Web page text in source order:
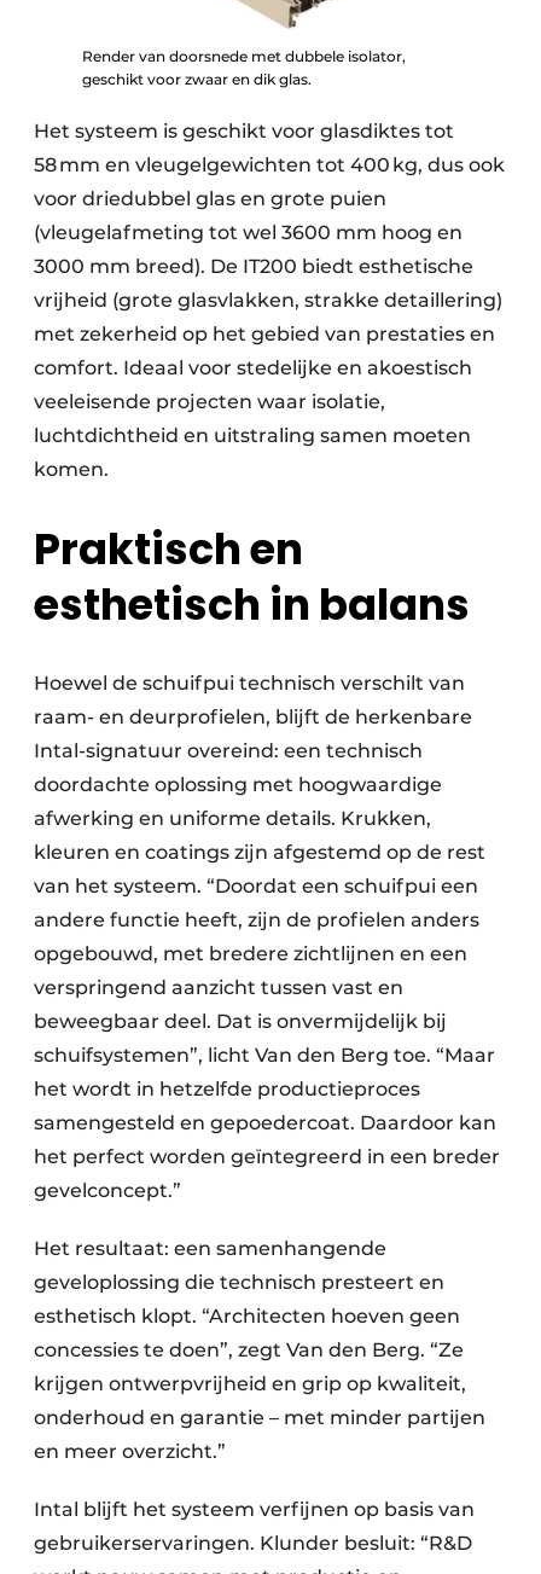
Render van doorsnede met dubbele isolator,
geschikt voor zwaar en dik glas.
Het systeem is geschikt voor glasdiktes tot
58 mm en vleugelgewichten tot 400 kg, dus ook
voor driedubbel glas en grote puien
(vleugelafmeting tot wel 3600 mm hoog en
3000 mm breed). De IT200 biedt esthetische
vrijheid (grote glasvlakken, strakke detaillering)
met zekerheid op het gebied van prestaties en
comfort. Ideaal voor stedelijke en akoestisch
veeleisende projecten waar isolatie,
luchtdichtheid en uitstraling samen moeten
komen.
Praktisch en
esthetisch in balans
Hoewel de schuifpui technisch verschilt van
raam- en deurprofielen, blijft de herkenbare
Intal-signatuur overeind: een technisch
doordachte oplossing met hoogwaardige
afwerking en uniforme details. Krukken,
kleuren en coatings zijn afgestemd op de rest
van het systeem. “Doordat een schuifpui een
andere functie heeft, zijn de profielen anders
opgebouwd, met bredere zichtlijnen en een
verspringend aanzicht tussen vast en
beweegbaar deel. Dat is onvermijdelijk bij
schuifsystemen”, licht Van den Berg toe. “Maar
het wordt in hetzelfde productieproces
samengesteld en gepoedercoat. Daardoor kan
het perfect worden geïntegreerd in een breder
gevelconcept.”
Het resultaat: een samenhangende
geveloplossing die technisch presteert en
esthetisch klopt. “Architecten hoeven geen
concessies te doen”, zegt Van den Berg. “Ze
krijgen ontwerpvrijheid en grip op kwaliteit,
onderhoud en garantie – met minder partijen
en meer overzicht.”
Intal blijft het systeem verfijnen op basis van
gebruikerservaringen. Klunder besluit: “R&D